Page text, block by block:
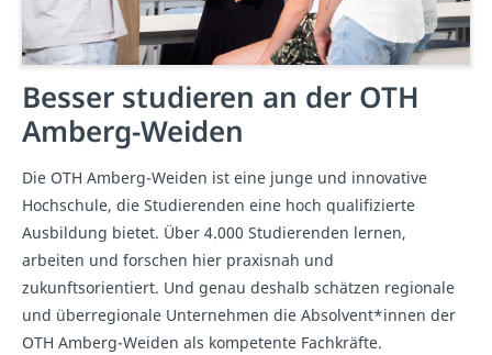
Besser studieren an der OTH
Amberg-Weiden
Die OTH Amberg-Weiden ist eine junge und innovative
Hochschule, die Studierenden eine hoch qualifizierte
Ausbildung bietet. Über 4.000 Studierenden lernen,
arbeiten und forschen hier praxisnah und
zukunftsorientiert. Und genau deshalb schätzen regionale
und überregionale Unternehmen die Absolvent*innen der
OTH Amberg-Weiden als kompetente Fachkräfte.